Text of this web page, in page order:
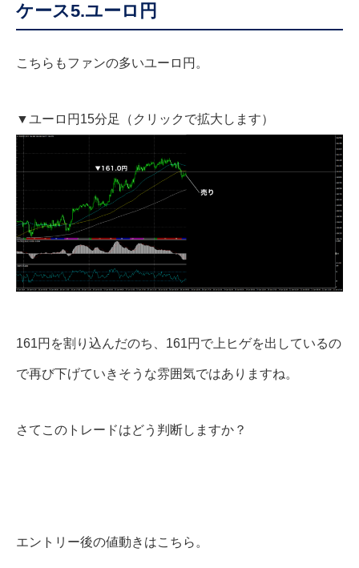
ケース5.ユーロ円
こちらもファンの多いユーロ円。
▼ユーロ円15分足（クリックで拡大します）
161円を割り込んだのち、161円で上ヒゲを出しているの
で再び下げていきそうな雰囲気ではありますね。
さてこのトレードはどう判断しますか？
エントリー後の値動きはこちら。